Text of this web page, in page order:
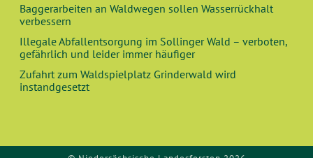
Baggerarbeiten an Waldwegen sollen Wasserrückhalt
verbessern
Illegale Abfallentsorgung im Sollinger Wald – verboten,
gefährlich und leider immer häufiger
Zufahrt zum Waldspielplatz Grinderwald wird
instandgesetzt